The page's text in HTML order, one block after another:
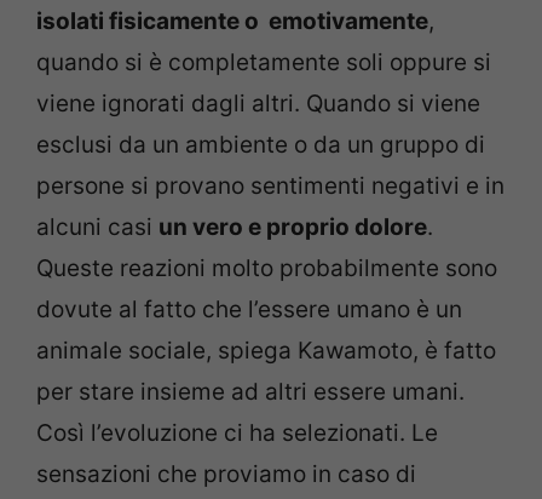
isolati fisicamente o emotivamente,
quando si è completamente soli oppure si
viene ignorati dagli altri. Quando si viene
esclusi da un ambiente o da un gruppo di
persone si provano sentimenti negativi e in
alcuni casi un vero e proprio dolore.
Queste reazioni molto probabilmente sono
dovute al fatto che l’essere umano è un
animale sociale, spiega Kawamoto, è fatto
per stare insieme ad altri essere umani.
Così l’evoluzione ci ha selezionati. Le
sensazioni che proviamo in caso di